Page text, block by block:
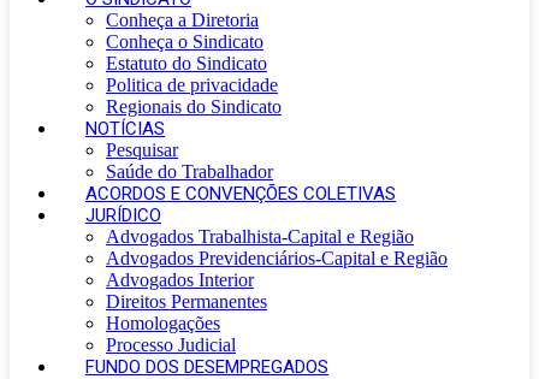
Conheça a Diretoria
Conheça o Sindicato
Estatuto do Sindicato
Politica de privacidade
Regionais do Sindicato
NOTÍCIAS
Pesquisar
Saúde do Trabalhador
ACORDOS E CONVENÇÕES COLETIVAS
JURÍDICO
Advogados Trabalhista-Capital e Região
Advogados Previdenciários-Capital e Região
Advogados Interior
Direitos Permanentes
Homologações
Processo Judicial
FUNDO DOS DESEMPREGADOS